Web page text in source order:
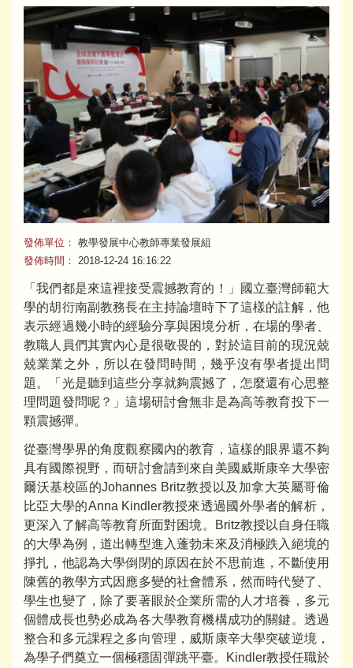
發佈單位： 教學發展中心教師專業發展組
發佈時間：
2018-12-24 16:16:22
「我們都是來這裡接受震撼教育的！」國立臺灣師範大
學的胡衍南副教務長在主持論壇時下了這樣的註解，他
表示經過幾小時的經驗分享與困境分析，在場的學者、
教職人員們其實內心是很敬畏的，對於這目前的現況兢
兢業業之外，所以在發問時間，幾乎沒有學者提出問
題。「光是聽到這些分享就夠震撼了，怎麼還有心思整
理問題發問呢？」這場研討會無非是為高等教育投下一
顆震撼彈。
從臺灣學界的角度觀察國內的教育，這樣的眼界還不夠
具有國際視野，而研討會請到來自美國威斯康辛大學密
爾沃基校區的Johannes Britz教授以及加拿大英屬哥倫
比亞大學的Anna Kindler教授來透過國外學者的解析，
更深入了解高等教育所面對困境。Britz教授以自身任職
的大學為例，道出轉型進入蓬勃未來及消極跌入絕境的
掙扎，他認為大學倒閉的原因在於不思前進，不斷使用
陳舊的教學方式因應多變的社會體系，然而時代變了、
學生也變了，除了要著眼於企業所需的人才培養，多元
個體成長也勢必成為各大學教育機構成功的關鍵。透過
整合和多元課程之多向管理，威斯康辛大學突破逆境，
為學子們奠立一個極穩固彈跳平臺。Kindler教授任職於